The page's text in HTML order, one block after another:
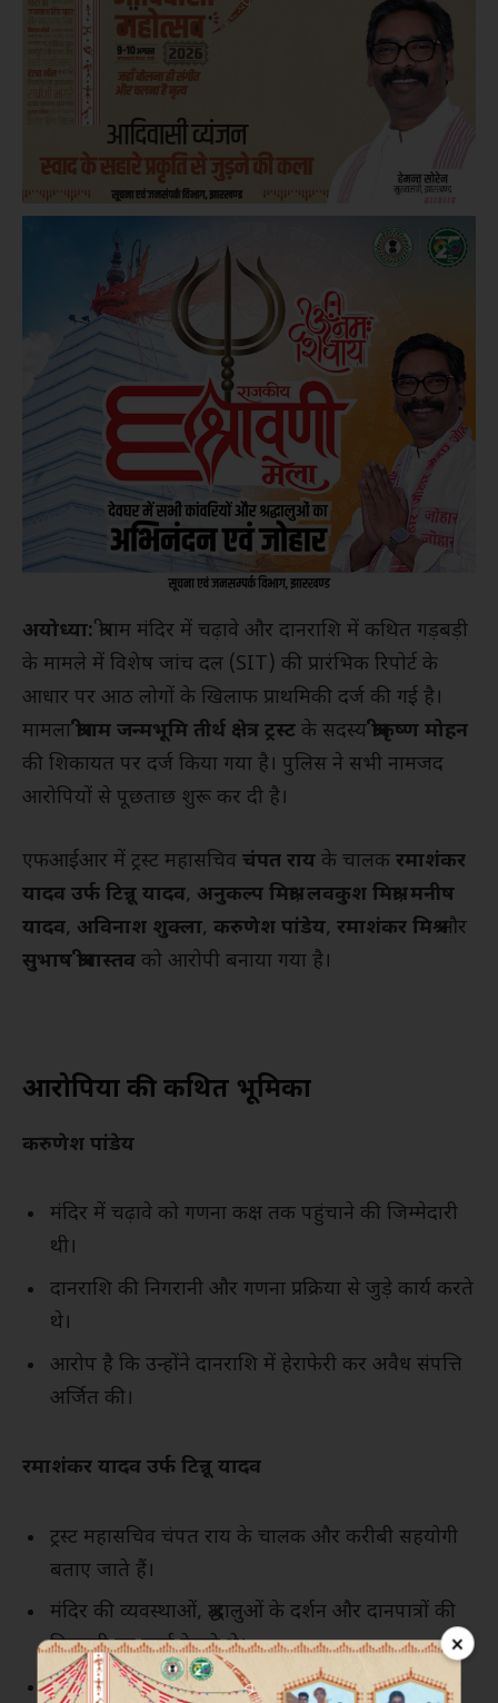
×
अयोध्या:श्रीराम मंदिर में चढ़ावे और दानराशि में कथित गड़बड़ी
के मामले में विशेष जांच दल (SIT) की प्रारंभिक रिपोर्ट के
आधार पर आठ लोगों के खिलाफ प्राथमिकी दर्ज की गई है।
मामलाश्रीराम जन्मभूमि तीर्थ क्षेत्र ट्रस्ट के सदस्यश्रीकृष्ण मोहन
की शिकायत पर दर्ज किया गया है। पुलिस ने सभी नामजद
आरोपियों से पूछताछ शुरू कर दी है।
एफआईआर में ट्रस्ट महासचिव चंपत राय के चालक रमाशंकर
यादव उर्फ टिन्नू यादव, अनुकल्प मिश्रा,लवकुश मिश्रा,मनीष
यादव, अविनाश शुक्ला, करुणेश पांडेय, रमाशंकर मिश्रऔर
सुभाष श्रीवास्तव को आरोपी बनाया गया है।
आरोपियों की कथित भूमिका
करुणेश पांडेय
मंदिर में चढ़ावे को गणना कक्ष तक पहुंचाने की जिम्मेदारी
थी।
दानराशि की निगरानी और गणना प्रक्रिया से जुड़े कार्य करते
थे।
आरोप है कि उन्होंने दानराशि में हेराफेरी कर अवैध संपत्ति
अर्जित की।
रमाशंकर यादव उर्फ टिन्नू यादव
ट्रस्ट महासचिव चंपत राय के चालक और करीबी सहयोगी
बताए जाते हैं।
मंदिर की व्यवस्थाओं, श्रद्धालुओं के दर्शन और दानपात्रों की
निगरानी का कार्य देखते थे।
दानपात्रों को बेसमेंट स्थित गणना कक्ष तक पहुंचाने की